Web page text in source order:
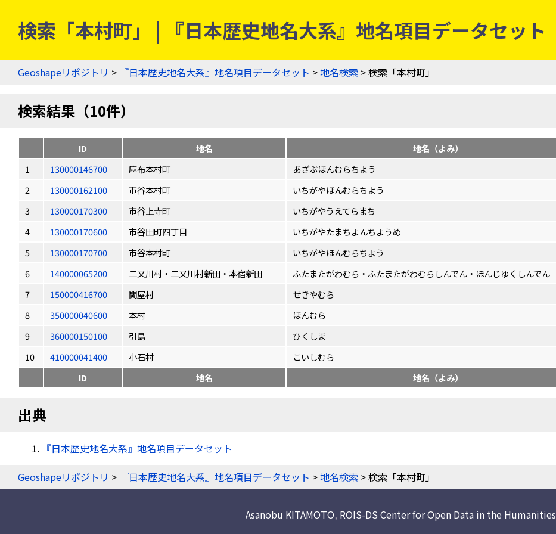
検索「本村町」 | 『日本歴史地名大系』地名項目データセット
Geoshapeリポジトリ > 『日本歴史地名大系』地名項目データセット >地名検索 > 検索「本村町」
検索結果（10件）
ID 地名 地名（よみ）
1
130000146700 麻布本村町 あざぶほんむらちよう
2
130000162100 市谷本村町 いちがやほんむらちよう
3
130000170300 市谷上寺町 いちがやうえてらまち
4
130000170600 市谷田町四丁目 いちがやたまちよんちようめ
5
130000170700 市谷本村町 いちがやほんむらちよう
6
140000065200 二又川村・二又川村新田・本宿新田 ふたまたがわむら・ふたまたがわむらしんでん・ほんじゆくしんでん
7
150000416700 関屋村 せきやむら
8
350000040600 本村 ほんむら
9
360000150100 引島 ひくしま
10
410000041400 小石村 こいしむら
ID
地名 地名（よみ）
出典
『日本歴史地名大系』地名項目データセット
Geoshapeリポジトリ > 『日本歴史地名大系』地名項目データセット >地名検索 > 検索「本村町」
Asanobu KITAMOTO, ROIS-DS Center for Open Data in the Humanities